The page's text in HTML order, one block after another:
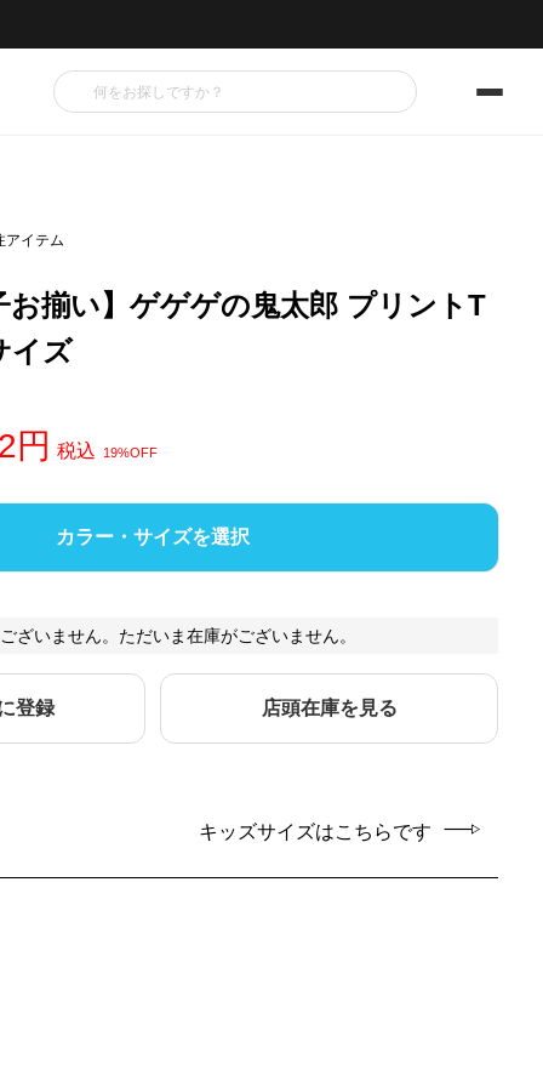
アイテム
お揃い】ゲゲゲの鬼太郎 プリントT
イズ
税込 19%OFF
カラー・サイズを選択
ざいません。ただいま在庫がございません。
登録 店頭在庫を見る
キッズサイズはこちらです